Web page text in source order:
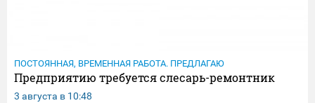
ПОСТОЯННАЯ, ВРЕМЕННАЯ РАБОТА. ПРЕДЛАГАЮ
Предприятию требуется слесарь-ремонтник
3 августа в 10:48